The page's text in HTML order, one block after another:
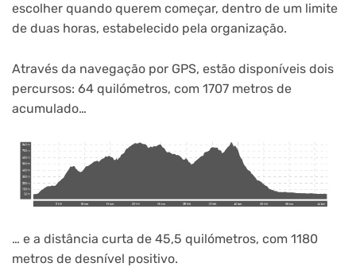
escolher quando querem começar, dentro de um limite
de duas horas, estabelecido pela organização.
Através da navegação por GPS, estão disponíveis dois
percursos: 64 quilómetros, com 1707 metros de
acumulado…
… e a distância curta de 45,5 quilómetros, com 1180
metros de desnível positivo.